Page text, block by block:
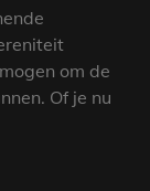
om de
Of je nu